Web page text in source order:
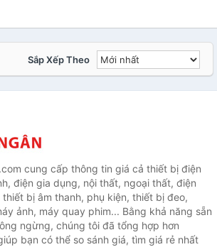
Sắp Xếp Theo
cung cấp thông tin giá cả thiết bị điện
điện gia dụng, nội thất, ngoại thất, điện
bị âm thanh, phụ kiện, thiết bị đeo,
ảnh, máy quay phim... Bằng khả năng sẵn
ngừng, chúng tôi đã tổng hợp hơn
bạn có thể so sánh giá, tìm giá rẻ nhất